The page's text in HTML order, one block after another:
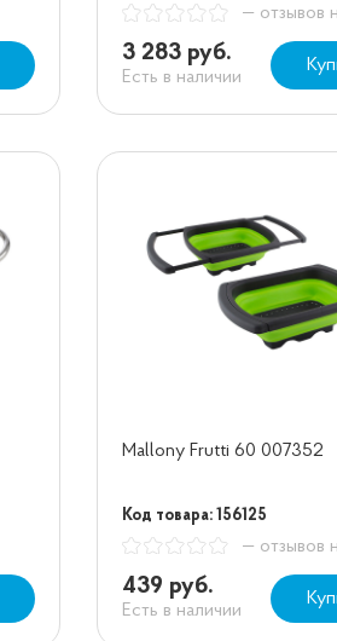
— отзывов
3 283 руб.
Есть в наличии
Mallony Frutti 60 007352
Код товара: 156125
— отзывов
439 руб.
Есть в наличии